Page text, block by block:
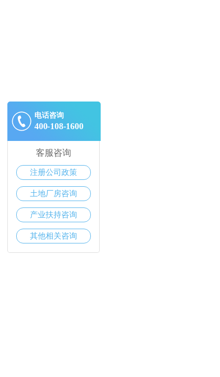
电话咨询
400-108-1600
客服咨询
注册公司政策
土地厂房咨询
产业扶持咨询
其他相关咨询